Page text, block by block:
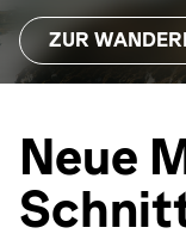
ZUR
Neue